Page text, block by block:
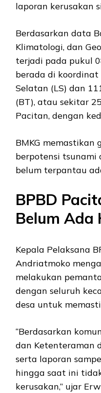
laporan kerusakan
Berdasarkan data
Klimatologi, dan
terjadi pada pukul
berada di
Selatan (LS) dan
(BT), atau sekitar
Pacitan, dengan
BMKG
berpotensi tsunami
belum terpantau
BPBD
Belum Ada
Kepala Pelaksana
Andriatmoko
melakukan
dengan seluruh
desa untuk
“Berdasarkan
dan Ketenteraman
serta laporan
hingga saat ini
kerusakan,” ujar